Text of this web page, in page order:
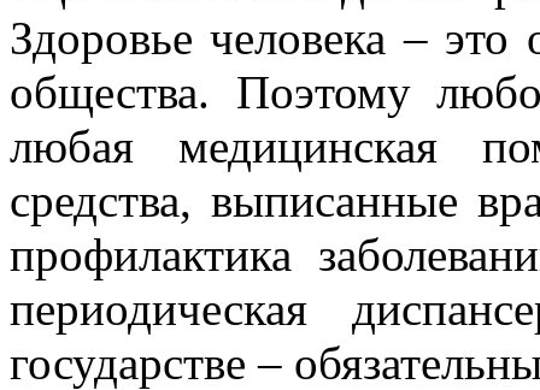
Здоровье человека – это
общества. Поэтому
любая медицинская
средства, выписанные
профилактика
периодическая
государстве –